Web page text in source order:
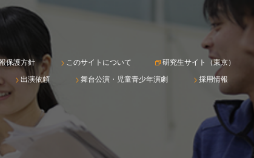
保護方針 このサイトについて 研究生サイト（東京）
出演依頼 舞台公演・児童青少年演劇 採用情報